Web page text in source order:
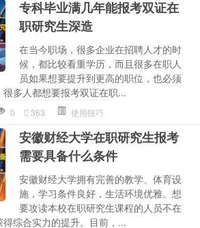
专科毕业满几年能报考双证在
职研究生深造
在当今职场，很多企业在招聘人才的时
候，都比较看重学历，而且很多在职人
员如果想要提升到更高的职位，也必须
多人都想要报考双证在职...
0 363 使用技巧
安徽财经大学在职研究生报考
需要具备什么条件
安徽财经大学拥有完善的教学、体育设
施，学习条件良好，生活环境优雅。想
要攻读本校在职研究生课程的人员不在
综合实力的提升。目前，...